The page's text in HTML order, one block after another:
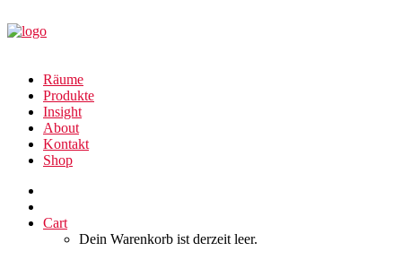
Räume
Produkte
Insight
About
Kontakt
Shop
Cart
Dein Warenkorb ist derzeit leer.